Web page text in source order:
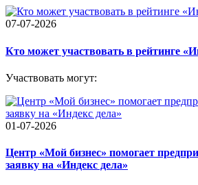
07-07-2026
Кто может участвовать в рейтинге
Участвовать могут:
01-07-2026
Центр «Мой бизнес» помогает
заявку на «Индекс дела»